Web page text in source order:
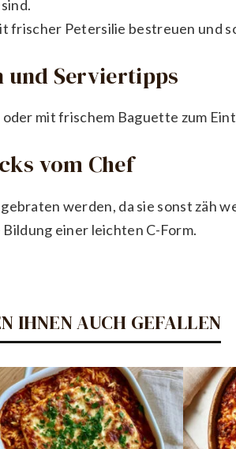
frischer Petersilie bestreuen und
und Serviertipps
oder mit frischem Baguette zum
vom Chef
werden, da sie sonst zäh
einer leichten C-Form.
IHNEN AUCH GEFALLEN